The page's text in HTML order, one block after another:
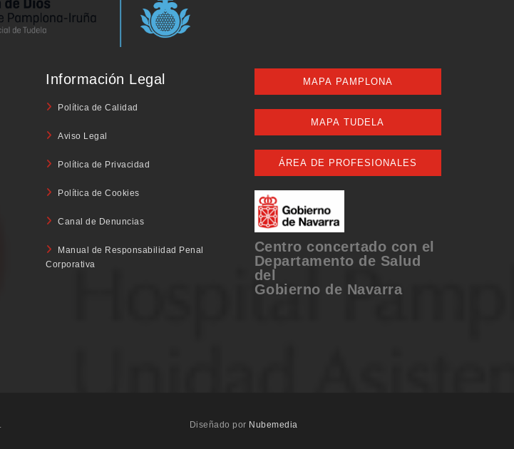
Información Legal
Política de Calidad
Aviso Legal
Política de Privacidad
Política de Cookies
Canal de Denuncias
Manual de Responsabilidad Penal
Corporativa
MAPA PAMPLONA
MAPA TUDELA
ÁREA DE PROFESIONALES
Centro concertado con el
Departamento de Salud
del
Gobierno de Navarra
Diseñado por Nubemedia